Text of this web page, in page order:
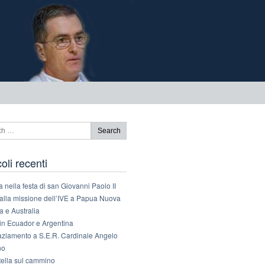
recenti
nella festa di san Giovanni Paolo II
missione dell’IVE a Papua Nuova
e Australia
Ecuador e Argentina
a S.E.R. Cardinale Angelo
sul cammino